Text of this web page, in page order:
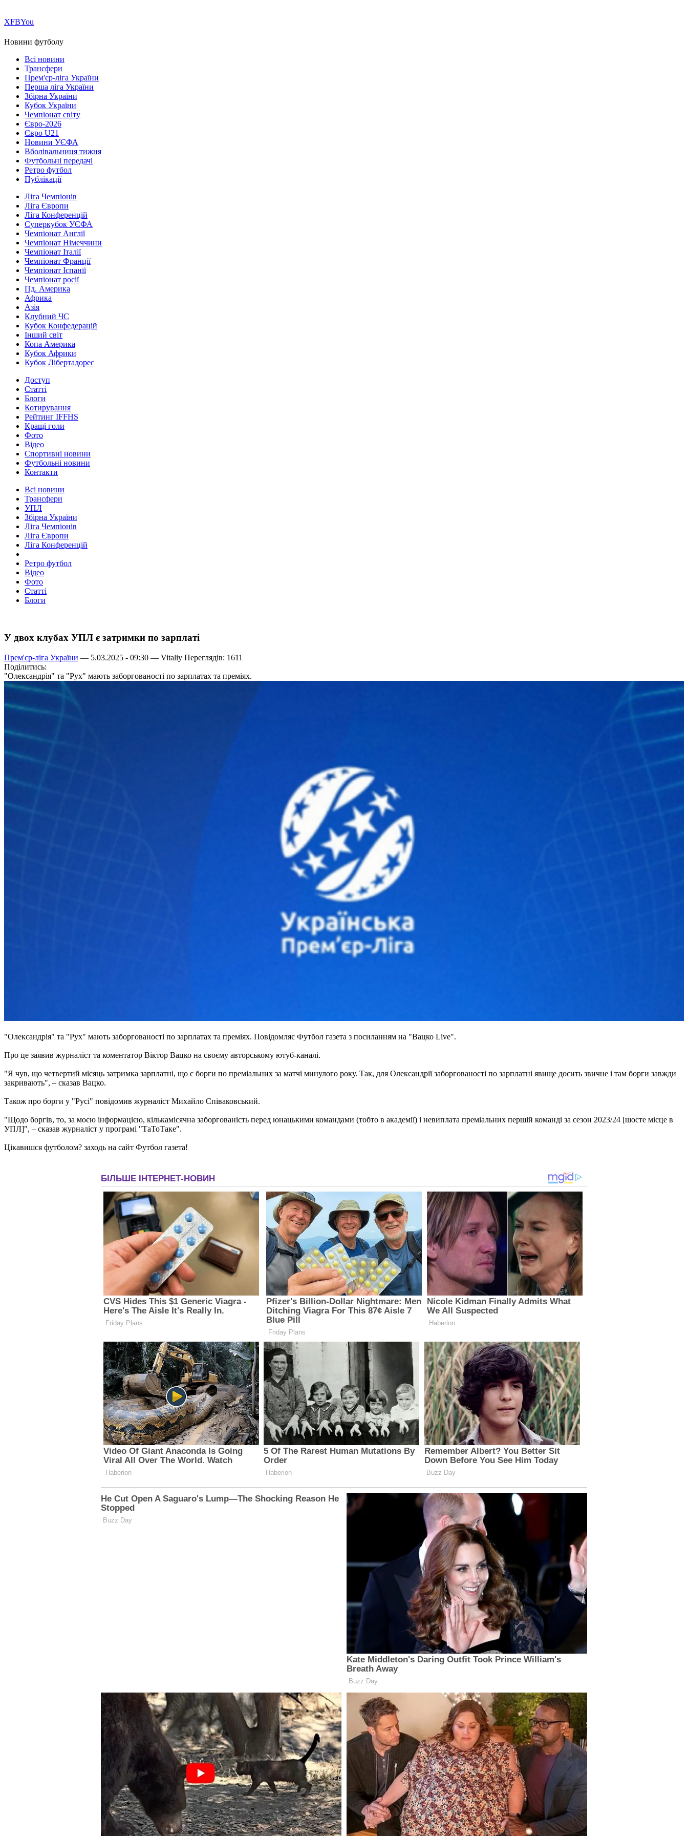
ХFBYou
Новини футболу
Всі новини
Трансфери
Прем'єр-ліга України
Перша ліга України
Збірна України
Кубок України
Чемпіонат світу
Євро-2026
Євро U21
Новини УЄФА
Вболівальниця тижня
Футбольні передачі
Ретро футбол
Публікації
Ліга Чемпіонів
Ліга Європи
Ліга Конференцій
Суперкубок УЄФА
Чемпіонат Англії
Чемпіонат Німеччини
Чемпіонат Італії
Чемпіонат Франції
Чемпіонат Іспанії
Чемпіонат росії
Пд. Америка
Африка
Азія
Клубний ЧС
Кубок Конфедерацій
Інший світ
Копа Америка
Кубок Африки
Кубок Лібертадорес
Доступ
Статті
Блоги
Котирування
Рейтинг IFFHS
Кращі голи
Фото
Відео
Спортивні новини
Футбольні новини
Контакти
Всі новини
Трансфери
УПЛ
Збірна України
Ліга Чемпіонів
Ліга Європи
Ліга Конференцій
Ретро футбол
Відео
Фото
Статті
Блоги
У двох клубах УПЛ є затримки по зарплаті
Прем'єр-ліга України — 5.03.2025 - 09:30 — Vitaliy Переглядів: 1611
Поділитись:
"Олександрія" та "Рух" мають заборгованості по зарплатах та преміях.
"Олександрія" та "Рух" мають заборгованості по зарплатах та преміях. Повідомляє Футбол газета з посиланням на "Вацко Live".
Про це заявив журналіст та коментатор Віктор Вацко на своєму авторському ютуб-каналі.
"Я чув, що четвертий місяць затримка зарплатні, що є борги по преміальних за матчі минулого року. Так, для Олександрії заборгованості по зарплатні явище досить звичне і там борги завжди
закривають", – сказав Вацко.
Також про борги у "Русі" повідомив журналіст Михайло Співаковський.
"Щодо боргів, то, за моєю інформацією, кількамісячна заборгованість перед юнацькими командами (тобто в академії) і невиплата преміальних першій команді за сезон 2023/24 [шосте місце в
УПЛ]", – сказав журналіст у програмі "ТаТоТаке".
Цікавишся футболом? заходь на сайт Футбол газета!